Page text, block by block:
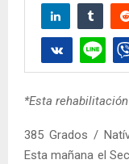
*Esta
385 Grados /
Esta mañana el